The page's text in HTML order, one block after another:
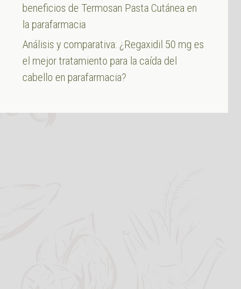
beneficios de Termosan Pasta Cutánea en
la parafarmacia
Análisis y comparativa: ¿Regaxidil 50 mg es
el mejor tratamiento para la caída del
cabello en parafarmacia?